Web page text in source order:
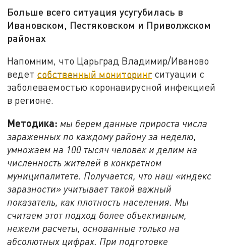
Больше всего ситуация усугубилась в
Ивановском, Пестяковском и Приволжском
районах
Напомним, что Царьград Владимир/Иваново
ведет собственный мониторинг ситуации с
заболеваемостью коронавирусной инфекцией
в регионе.
Методика: мы берем данные прироста числа
зараженных по каждому району за неделю,
умножаем на 100 тысяч человек и делим на
численность жителей в конкретном
муниципалитете. Получается, что наш «индекс
заразности» учитывает такой важный
показатель, как плотность населения. Мы
считаем этот подход более объективным,
нежели расчеты, основанные только на
абсолютных цифрах. При подготовке